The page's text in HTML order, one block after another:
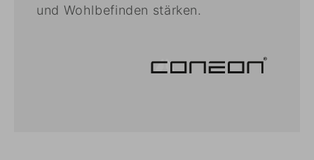
und Wohlbefinden stärken.